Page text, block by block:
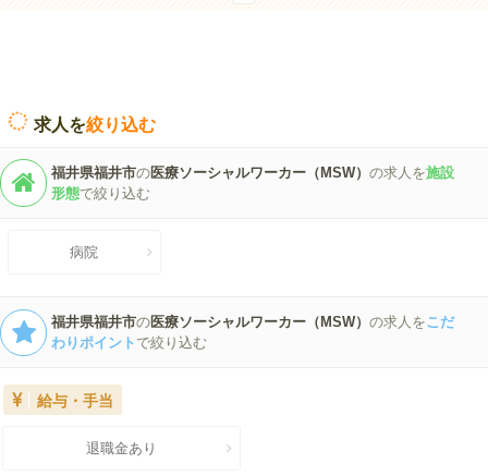
求人を絞り込む
福井県福井市の医療ソーシャルワーカー（MSW）の求人を施設
形態で絞り込む
病院
福井県福井市の医療ソーシャルワーカー（MSW）の求人をこだ
わりポイント で絞り込む
給与・手当
退職金あり